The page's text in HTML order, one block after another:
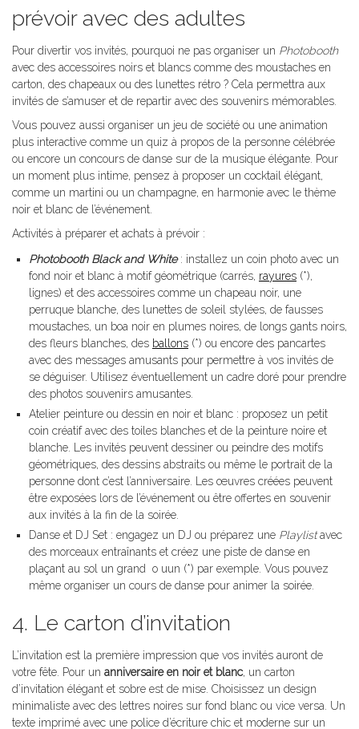
prévoir avec des adultes
Pour divertir vos invités, pourquoi ne pas organiser un Photobooth
avec des accessoires noirs et blancs comme des moustaches en
carton, des chapeaux ou des lunettes rétro ? Cela permettra aux
invités de s’amuser et de repartir avec des souvenirs mémorables.
Vous pouvez aussi organiser un jeu de société ou une animation
plus interactive comme un quiz à propos de la personne célébrée
ou encore un concours de danse sur de la musique élégante. Pour
un moment plus intime, pensez à proposer un cocktail élégant,
comme un martini ou un champagne, en harmonie avec le thème
noir et blanc de l’événement.
Activités à préparer et achats à prévoir :
Photobooth Black and White: installez un coin photo avec un
fond noir et blanc à motif géométrique (carrés, rayures (*),
lignes) et des accessoires comme un chapeau noir, une
perruque blanche, des lunettes de soleil stylées, de fausses
moustaches, un boa noir en plumes noires, de longs gants noirs,
des fleurs blanches, des ballons (*) ou encore des pancartes
avec des messages amusants pour permettre à vos invités de
se déguiser. Utilisez éventuellement un cadre doré pour prendre
des photos souvenirs amusantes.
Atelier peinture ou dessin en noir et blanc : proposez un petit
coin créatif avec des toiles blanches et de la peinture noire et
blanche. Les invités peuvent dessiner ou peindre des motifs
géométriques, des dessins abstraits ou même le portrait de la
personne dont c’est l’anniversaire. Les œuvres créées peuvent
être exposées lors de l’événement ou être offertes en souvenir
aux invités à la fin de la soirée.
Danse et DJ Set : engagez un DJ ou préparez une Playlistavec
des morceaux entraînants et créez une piste de danse en
plaçant au sol un grand o uun (*) par exemple. Vous pouvez
même organiser un cours de danse pour animer la soirée.
4. Le carton d’invitation
L’invitation est la première impression que vos invités auront de
votre fête. Pour un anniversaire en noir et blanc, un carton
d’invitation élégant et sobre est de mise. Choisissez un design
minimaliste avec des lettres noires sur fond blanc ou vice versa. Un
texte imprimé avec une police d’écriture chic et moderne sur un